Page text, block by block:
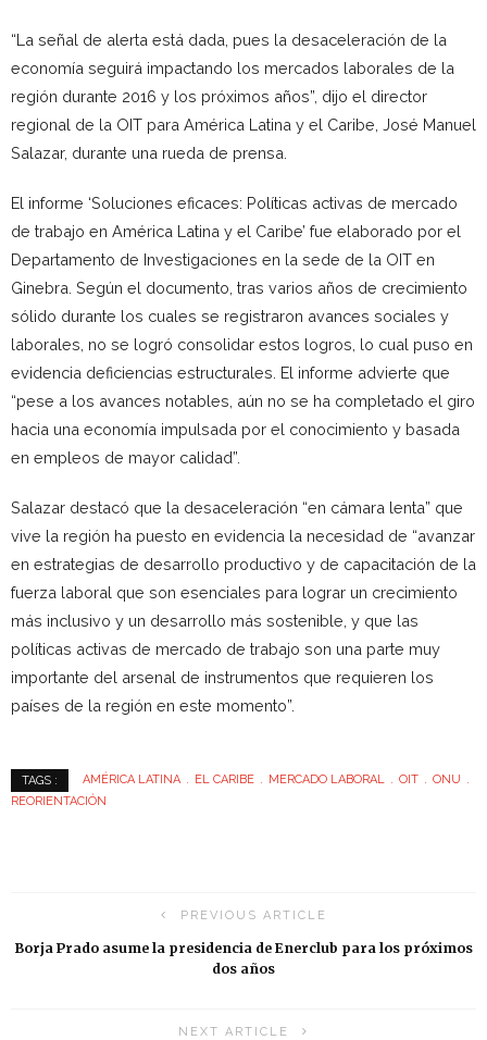
“La señal de alerta está dada, pues la desaceleración de la
economía seguirá impactando los mercados laborales de la
región durante 2016 y los próximos años”, dijo el director
regional de la OIT para América Latina y el Caribe, José Manuel
Salazar, durante una rueda de prensa.
El informe ‘Soluciones eficaces: Políticas activas de mercado
de trabajo en América Latina y el Caribe’ fue elaborado por el
Departamento de Investigaciones en la sede de la OIT en
Ginebra. Según el documento, tras varios años de crecimiento
sólido durante los cuales se registraron avances sociales y
laborales, no se logró consolidar estos logros, lo cual puso en
evidencia deficiencias estructurales. El informe advierte que
“pese a los avances notables, aún no se ha completado el giro
hacia una economía impulsada por el conocimiento y basada
en empleos de mayor calidad”.
Salazar destacó que la desaceleración “en cámara lenta” que
vive la región ha puesto en evidencia la necesidad de “avanzar
en estrategias de desarrollo productivo y de capacitación de la
fuerza laboral que son esenciales para lograr un crecimiento
más inclusivo y un desarrollo más sostenible, y que las
políticas activas de mercado de trabajo son una parte muy
importante del arsenal de instrumentos que requieren los
países de la región en este momento”.
TAGS : AMÉRICA LATINA EL CARIBE MERCADO LABORAL OIT
ONU
REORIENTACIÓN
PREVIOUS ARTICLE
Borja Prado asume la presidencia de Enerclub para los próximos
dos años
NEXT ARTICLE